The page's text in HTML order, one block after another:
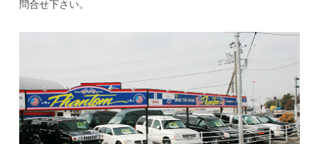
問合せ下さい。